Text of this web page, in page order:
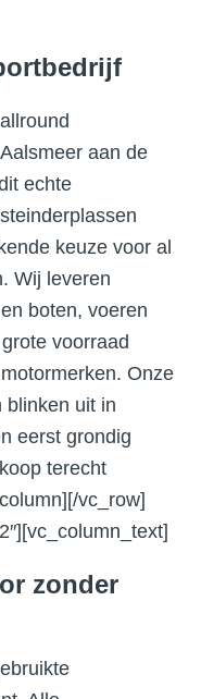
aan de
echte
keuze voor al
Wij leveren
boten, voeren
voorraad
Onze
blinken uit in
eerst grondig
terecht
vc_row]
zonder